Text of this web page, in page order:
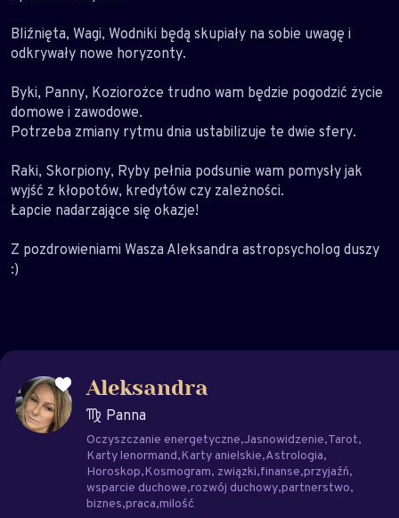
Bliźnięta, Wagi, Wodniki będą skupiały na sobie uwagę i
odkrywały nowe horyzonty.
Byki, Panny, Koziorożce trudno wam będzie pogodzić życie
domowe i zawodowe.
Potrzeba zmiany rytmu dnia ustabilizuje te dwie sfery.
Raki, Skorpiony, Ryby pełnia podsunie wam pomysły jak
wyjść z kłopotów, kredytów czy zależności.
Łapcie nadarzające się okazje!
Z pozdrowieniami Wasza Aleksandra astropsycholog duszy
:)
Aleksandra
Panna
Oczyszczanie energetyczne Jasnowidzenie Tarot
Karty lenormand Karty anielskie Astrologia
Horoskop Kosmogram związki finanse przyjaźń
wsparcie duchowe rozwój duchowy partnerstwo
biznes praca milość